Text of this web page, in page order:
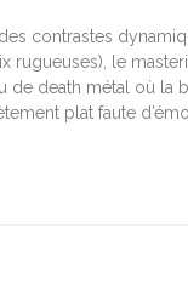
contrastes
rugueuses), le
de death métal où la
plat faute